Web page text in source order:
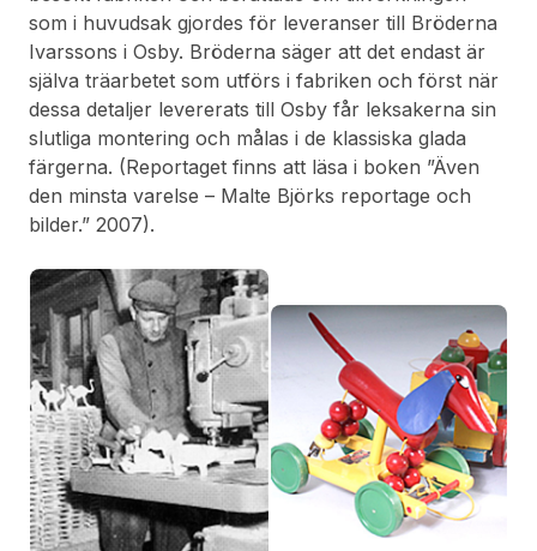
som i huvudsak gjordes för leveranser till Bröderna
Ivarssons i Osby. Bröderna säger att det endast är
själva träarbetet som utförs i fabriken och först när
dessa detaljer levererats till Osby får leksakerna sin
slutliga montering och målas i de klassiska glada
färgerna. (Reportaget finns att läsa i boken ”Även
den minsta varelse – Malte Björks reportage och
bilder.” 2007).